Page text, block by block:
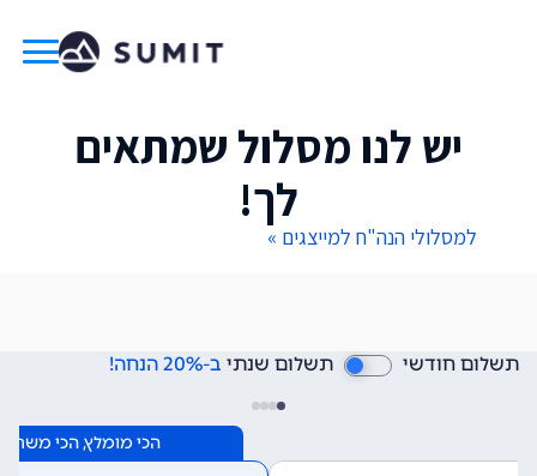
יש לנו מסלול שמתאים
לך!
למסלולי הנה"ח למייצגים »